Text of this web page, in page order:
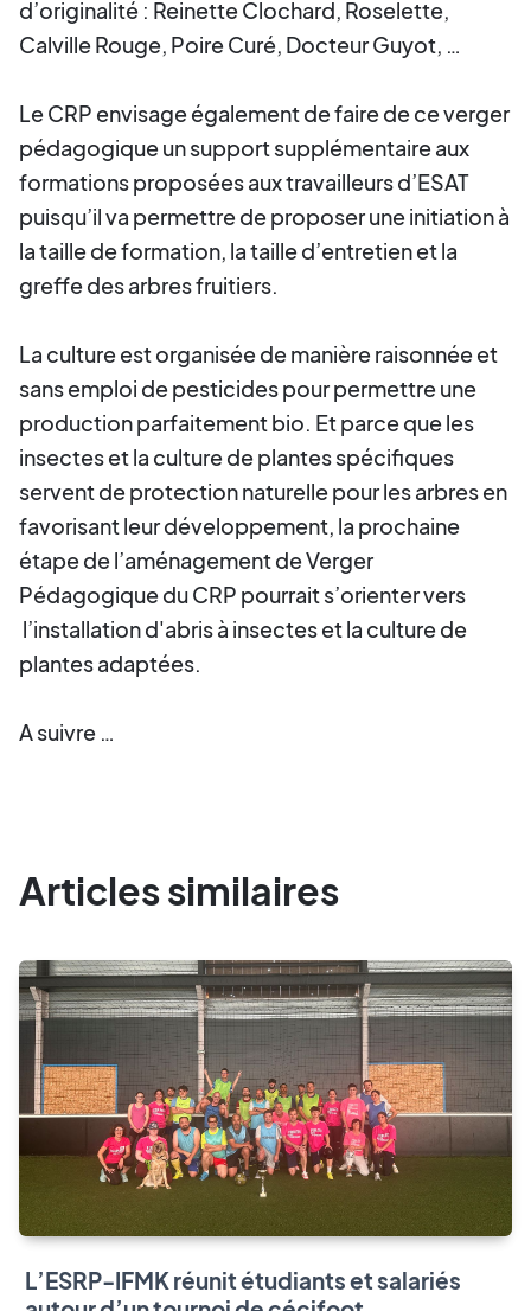
d’originalité : Reinette Clochard, Roselette,
Calville Rouge, Poire Curé, Docteur Guyot, …
Le CRP envisage également de faire de ce verger
pédagogique un support supplémentaire aux
formations proposées aux travailleurs d’ESAT
puisqu’il va permettre de proposer une initiation à
la taille de formation, la taille d’entretien et la
greffe des arbres fruitiers.
La culture est organisée de manière raisonnée et
sans emploi de pesticides pour permettre une
production parfaitement bio. Et parce que les
insectes et la culture de plantes spécifiques
servent de protection naturelle pour les arbres en
favorisant leur développement, la prochaine
étape de l’aménagement de Verger
Pédagogique du CRP pourrait s’orienter vers
l’installation d'abris à insectes et la culture de
plantes adaptées.
A suivre …
Articles similaires
L’ESRP-IFMK réunit étudiants et salariés